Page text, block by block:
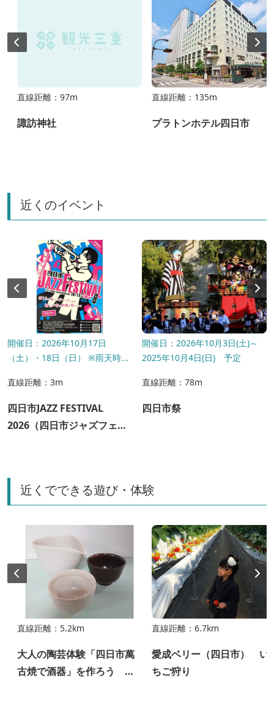
直線距離：97m
諏訪神社
直線距離：135m
プラトンホテル四日市
近くのイベント
開催日：2026年10月17日
（土）・18日（日） ※雨天時...
直線距離：3m
四日市JAZZ FESTIVAL
2026（四日市ジャズフェス
開催日：2026年10月3日(土)～
2025年10月4日(日) 予定
直線距離：78m
四日市祭
近くでできる遊び・体験
直線距離：5.2km
大人の陶芸体験「四日市萬
古焼で酒器」を作ろう ～
直線距離：6.7km
愛成ベリー（四日市） い
ちご狩り